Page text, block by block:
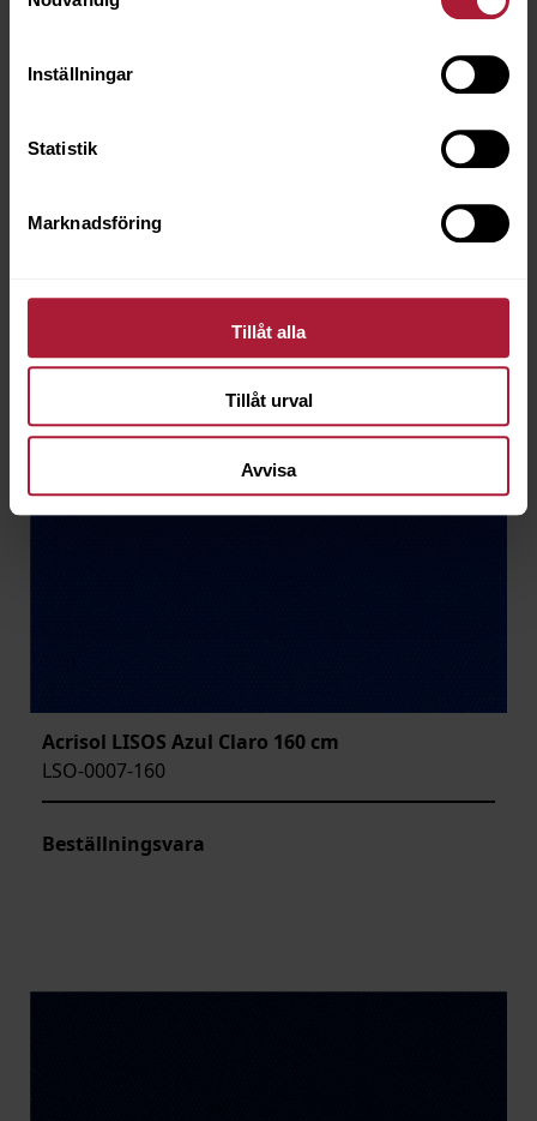
Inställningar
Statistik
Marknadsföring
Tillåt alla
Tillåt urval
Avvisa
LSO-0006-160
Beställningsvara
Acrisol LISOS Azul Claro 160 cm
LSO-0007-160
Beställningsvara